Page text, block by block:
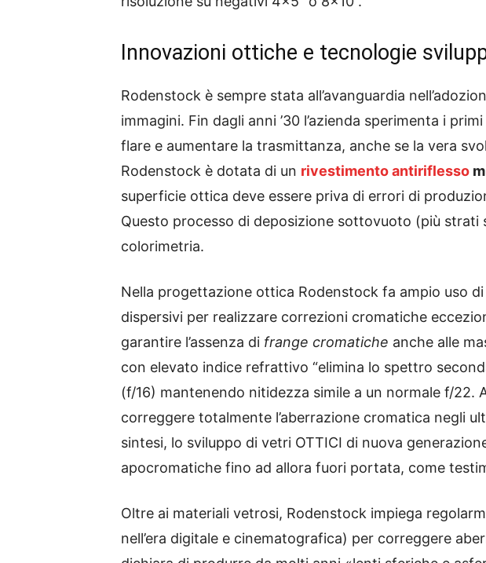
Innovazioni ottiche e tecnologie
Rodenstock è sempre stata all’avanguardia
immagini. Fin dagli anni ’30 l’azienda sperimenta i
flare e aumentare la trasmittanza, anche se la vera
Rodenstock è dotata di un rivestimento antiriflesso
superficie ottica deve essere priva di errori di
Questo processo di deposizione sottovuoto (più
colorimetria.
Nella progettazione ottica Rodenstock fa ampio uso di
dispersivi per realizzare correzioni cromatiche
garantire l’assenza di frange cromatiche anche alle
con elevato indice refrattivo “elimina lo spettro
(f/16) mantenendo nitidezza simile a un normale f/22.
correggere totalmente l’aberrazione cromatica negli
sintesi, lo sviluppo di vetri OTTICI di nuova
apocromatiche fino ad allora fuori portata, come
Oltre ai materiali vetrosi, Rodenstock impiega
nell’era digitale e cinematografica) per correggere